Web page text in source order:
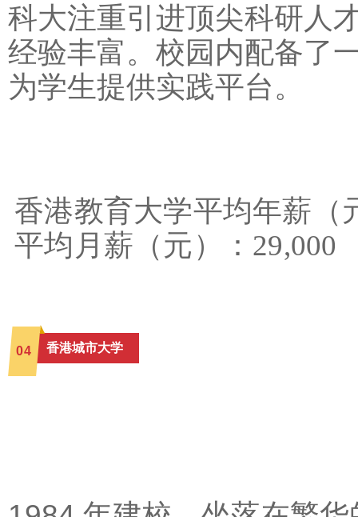
科大注重引进顶尖科研人
经验丰富。校园内配备了
为学生提供实践平台。
香港教育大学平均年薪（
平均月薪（元）：29,000
04 香港城市大学